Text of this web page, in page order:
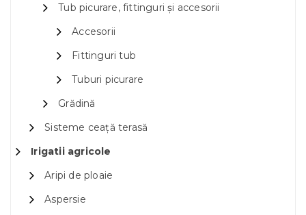
Tub picurare, fittinguri și accesorii
Accesorii
Fittinguri tub
Tuburi picurare
Grădină
Sisteme ceață terasă
Irigatii agricole
Aripi de ploaie
Aspersie